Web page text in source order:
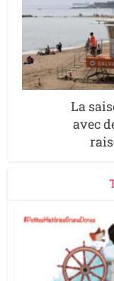
La
avec